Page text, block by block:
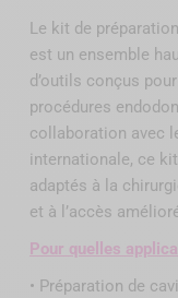
Le kit de
est un ensemble
d’outils conçus
procédures
collaboration avec
internationale, ce
adaptés à la
et à l’accès
Pour quelles
• Préparation de